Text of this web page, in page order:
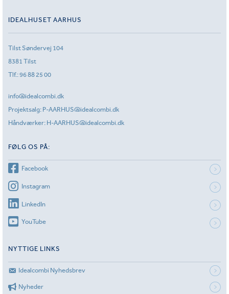
IDEALHUSET AARHUS
Tilst Søndervej 104
8381 Tilst
Tlf.:96 88 25 00
info@idealcombi.dk
Projektsalg: P-AARHUS@idealcombi.dk
Håndværker: H-AARHUS@idealcombi.dk
FØLG OS PÅ:
Facebook
Instagram
LinkedIn
YouTube
NYTTIGE LINKS
Idealcombi Nyhedsbrev
Nyheder